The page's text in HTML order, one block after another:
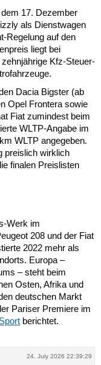
17. Dezember
als Dienstwagen
Regelung auf den
liegt bei
Kfz-Steuer-
Dacia Bigster (ab
Opel Frontera sowie
Fiat zumindest beim
WLTP-Angabe im
WLTP angegeben.
preislich wirklich
finalen Preislisten
Werk im
208 und der Fiat
2022 mehr als
Europa –
– steht beim
Osten, Afrika und
deutschen Markt
Pariser Premiere im
berichtet.
24. July 2026 22:39:29